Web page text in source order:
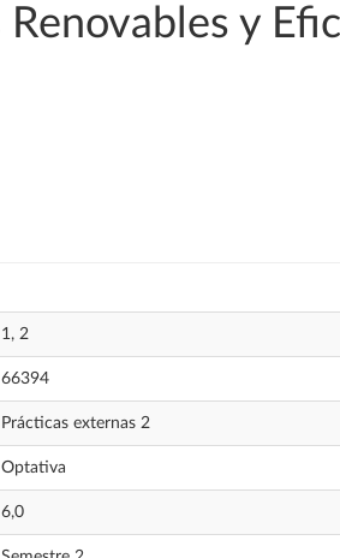
y
1, 2
66394
Prácticas externas 2
Optativa
6,0